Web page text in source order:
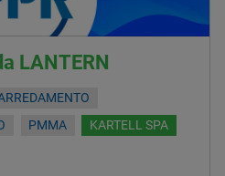
LANTERN
PMMA KARTELL SPA